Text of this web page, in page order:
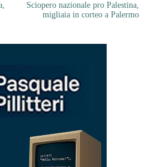
Sciopero nazionale pro Palestina,
migliaia in corteo a Palermo